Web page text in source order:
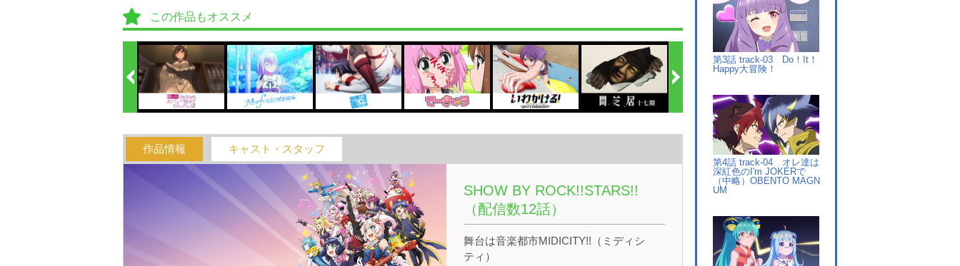
この作品もオススメ
作品情報 キャスト・スタッフ
SHOW BY ROCK!!STARS!!
（配信数12話）
舞台は音楽都市MIDICITY!!（ミディシ
ティ）
第3話 track-03 Do！It！
Happy大冒険！
第4話 track-04 オレ達は
深紅色のI'm JOKERで
（中略）OBENTO MAGN
UM